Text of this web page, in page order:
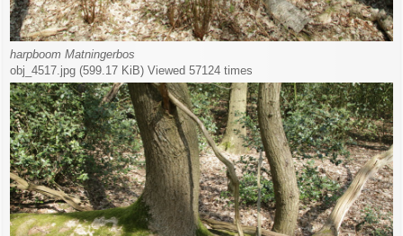
harpboom Matningerbos
obj_4517.jpg (599.17 KiB) Viewed 57124 times